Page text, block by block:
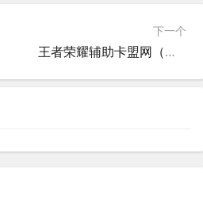
下一个
王者荣耀辅助卡盟网（给个王者辅助卡盟）